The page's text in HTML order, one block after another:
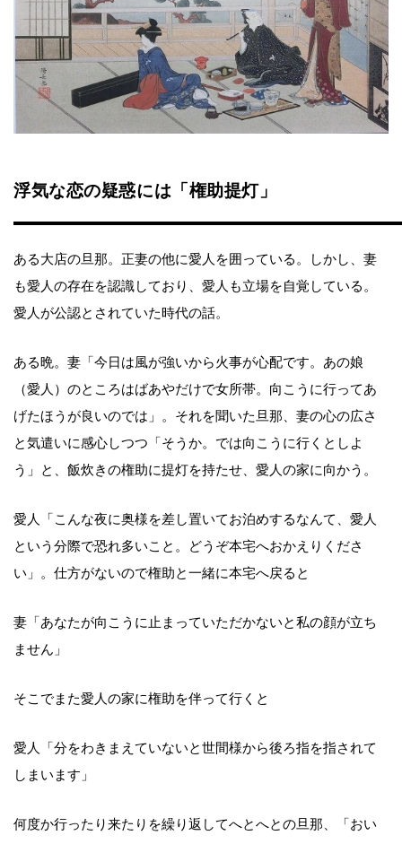
浮気な恋の疑惑には「権助提灯」
ある大店の旦那。正妻の他に愛人を囲っている。しかし、妻
も愛人の存在を認識しており、愛人も立場を自覚している。
愛人が公認とされていた時代の話。
ある晩。妻「今日は風が強いから火事が心配です。あの娘
（愛人）のところはばあやだけで女所帯。向こうに行ってあ
げたほうが良いのでは」。それを聞いた旦那、妻の心の広さ
と気遣いに感心しつつ「そうか。では向こうに行くとしよ
う」と、飯炊きの権助に提灯を持たせ、愛人の家に向かう。
愛人「こんな夜に奥様を差し置いてお泊めするなんて、愛人
という分際で恐れ多いこと。どうぞ本宅へおかえりくださ
い」。仕方がないので権助と一緒に本宅へ戻ると
妻「あなたが向こうに止まっていただかないと私の顔が立ち
ません」
そこでまた愛人の家に権助を伴って行くと
愛人「分をわきまえていないと世間様から後ろ指を指されて
しまいます」
何度か行ったり来たりを繰り返してへとへとの旦那、「おい